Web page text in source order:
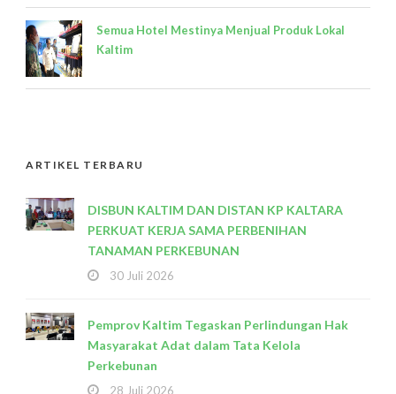
Semua Hotel Mestinya Menjual Produk Lokal
Kaltim
ARTIKEL TERBARU
DISBUN KALTIM DAN DISTAN KP KALTARA
PERKUAT KERJA SAMA PERBENIHAN
TANAMAN PERKEBUNAN
30 Juli 2026
Pemprov Kaltim Tegaskan Perlindungan Hak
Masyarakat Adat dalam Tata Kelola
Perkebunan
28 Juli 2026